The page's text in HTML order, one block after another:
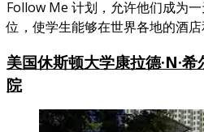
Follow Me 计划，允许他们成为
位，使学生能够在世界各地的酒店
美国休斯顿大学康拉德·N·
院